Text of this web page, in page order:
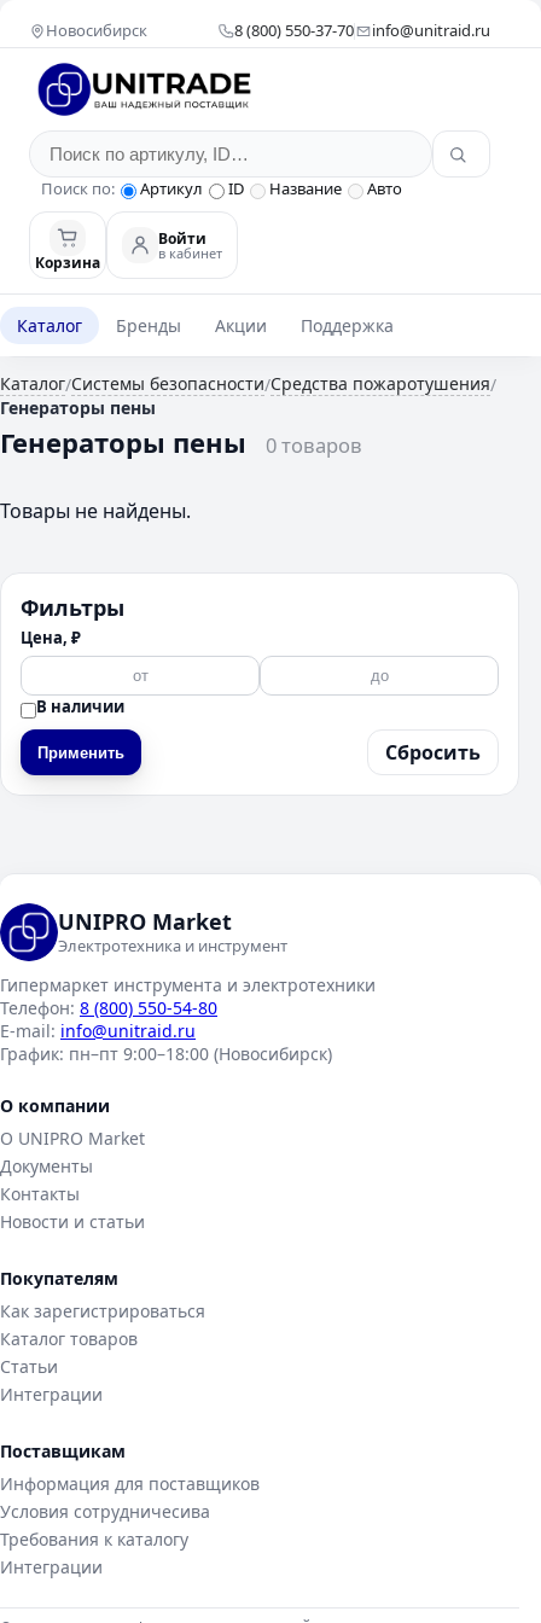
Новосибирск 8 (800) 550-37-70 info@unitraid.ru
Поиск по: Артикул ID Название Авто
Корзина
Войти
в кабинет
Каталог Бренды Акции Поддержка
Каталог/Системы безопасности/Средства пожаротушения/
Генераторы пены
Генераторы пены 0 товаров
Фильтры
Цена, ₽
В наличии
Применить Сбросить
Товары не найдены.
UNIPRO Market
Электротехника и инструмент
Гипермаркет инструмента и электротехники
Телефон: 8 (800) 550-54-80
E-mail: info@unitraid.ru
График: пн–пт 9:00–18:00 (Новосибирск)
О компании
О UNIPRO Market
Документы
Контакты
Новости и статьи
Покупателям
Как зарегистрироваться
Каталог товаров
Статьи
Интеграции
Поставщикам
Информация для поставщиков
Условия сотрудничесива
Требования к каталогу
Интеграции